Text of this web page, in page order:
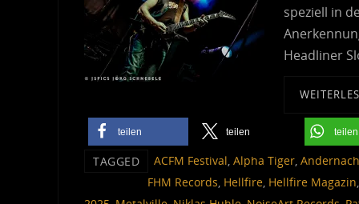
speziell in
Headliner
teilen teilen teilen
TAGGED ACFM Festival, Alpha Tiger,
FHM Records, Hellfire, Hellfire Magazin